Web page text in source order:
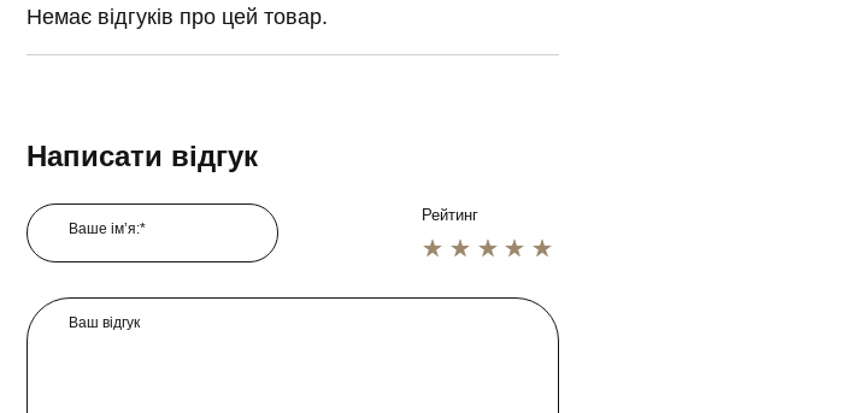
Немає відгуків про цей товар.
Написати відгук
Ваше ім’я:*
Рейтинг
1 star
2 star
3 star
4 star
5 star
Ваш відгук